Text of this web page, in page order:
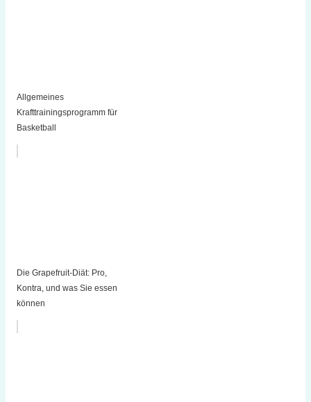
Allgemeines
Krafttrainingsprogramm für
Basketball
Die Grapefruit-Diät: Pro,
Kontra, und was Sie essen
können